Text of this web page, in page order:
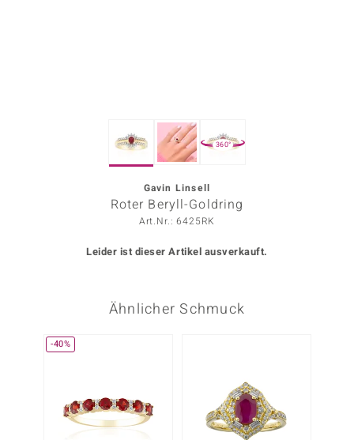
360°
Gavin Linsell
Roter Beryll-Goldring
Art.Nr.: 6425RK
Leider ist dieser Artikel ausverkauft.
Ähnlicher Schmuck
-40%